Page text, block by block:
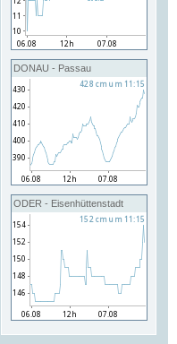
DONAU - Passau
ODER - Eisenhüttenstadt